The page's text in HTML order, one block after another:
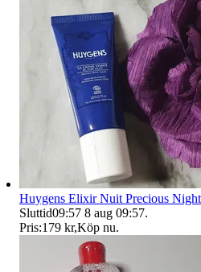
Huygens Elixir Nuit Precious
Sluttid09:57 8 aug 09:57.
Pris:179 kr,Köp nu.